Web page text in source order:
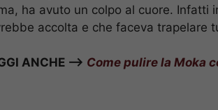
ha avuto un colpo al cuore. Infatti
accolta e che faceva trapelare
ANCHE –> Come pulire la Moka